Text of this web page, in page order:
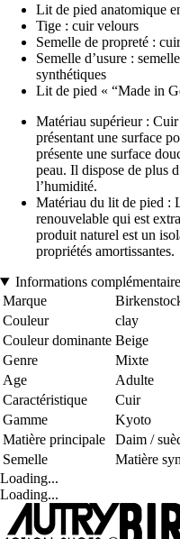
Lit de pied anatomique
Tige : cuir velours
Semelle de propreté :
Semelle d’usure :
synthétiques
Lit de pied « “Made in
Matériau supérieur :
présentant une surface
présente une surface
peau. Il dispose de plus
l’humidité.
Matériau du lit de pied :
renouvelable qui est
produit naturel est un
propriétés amortissantes.
Informations
Marque
Couleur
clay
Couleur dominante Beige
Genre
Mixte
Age
Adulte
Caractéristique
Cuir
Gamme
Kyoto
Matière principale
Daim /
Semelle
Matière
Loading...
Loading...